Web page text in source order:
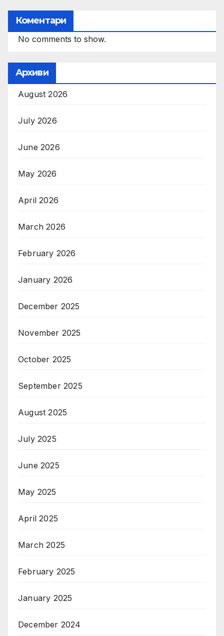
Коментари
No comments to show.
Архиви
August 2026
July 2026
June 2026
May 2026
April 2026
March 2026
February 2026
January 2026
December 2025
November 2025
October 2025
September 2025
August 2025
July 2025
June 2025
May 2025
April 2025
March 2025
February 2025
January 2025
December 2024